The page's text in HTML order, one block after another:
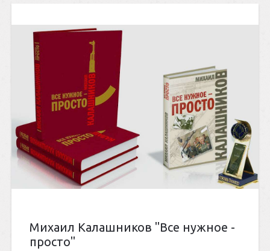
Михаил Калашников "Все нужное -
просто"